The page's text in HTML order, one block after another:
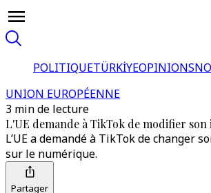
POLITIQUETÜRKİYEOPINIONS
UNION EUROPÉENNE
3 min de lecture
L'UE demande à TikTok de modifier son
L’UE a demandé à TikTok de changer
sur le numérique.
Partager